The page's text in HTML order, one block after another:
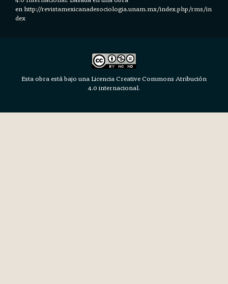
en http://revistamexicanadesociologia.unam.mx/index.php/rms/in
dex
Esta obra está bajo una Licencia Creative Commons Atribución
4.0 internacional.